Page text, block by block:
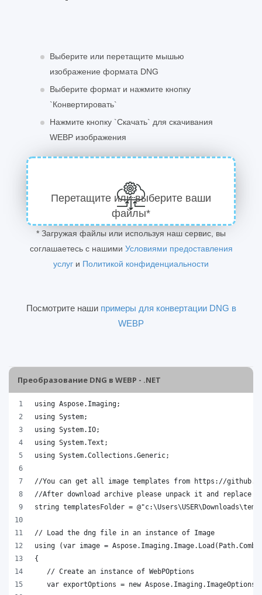
Выберите или перетащите мышью
изображение формата DNG
Выберите формат и нажмите кнопку
`Конвертировать`
Нажмите кнопку `Скачать` для скачивания
WEBP изображения
Перетащите или выберите ваши
файлы*
* Загружая файлы или используя наш сервис, вы
соглашаетесь с нашими Условиями предоставления
услуг и Политикой конфиденциальности
Посмотрите наши примеры для конвертации DNG в
WEBP
Преобразование DNG в WEBP - .NET